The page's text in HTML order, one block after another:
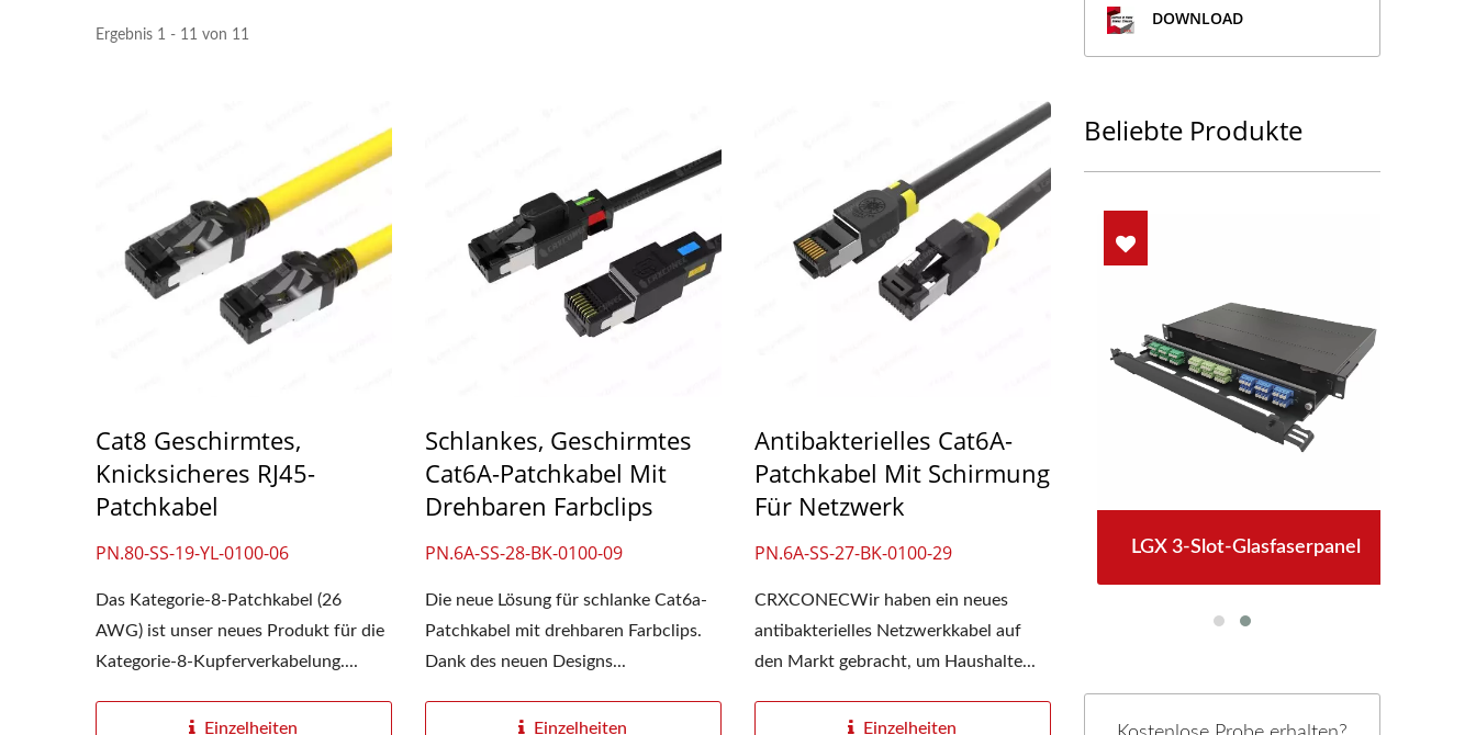
Ergebnis 1 - 11 von 11
Cat8 Geschirmtes,
Knicksicheres RJ45-
Patchkabel
PN.80-SS-19-YL-0100-06
Das Kategorie-8-Patchkabel (26
AWG) ist unser neues Produkt für die
Kategorie-8-Kupferverkabelung....
Einzelheiten
Schlankes, Geschirmtes
Cat6A-Patchkabel Mit
Drehbaren Farbclips
PN.6A-SS-28-BK-0100-09
Die neue Lösung für schlanke Cat6a-
Patchkabel mit drehbaren Farbclips.
Dank des neuen Designs...
Einzelheiten
Antibakterielles Cat6A-
Patchkabel Mit Schirmung
Für Netzwerk
PN.6A-SS-27-BK-0100-29
CRXCONECWir haben ein neues
antibakterielles Netzwerkkabel auf
den Markt gebracht, um Haushalte...
Einzelheiten
DOWNLOAD
Beliebte Produkte
4PPoE Keystone-Buchse LGX 3-Slot-Glasfaserpanel 4PPoE Keystone-Buchse LGX 3-Slot-Glasfaserpanel